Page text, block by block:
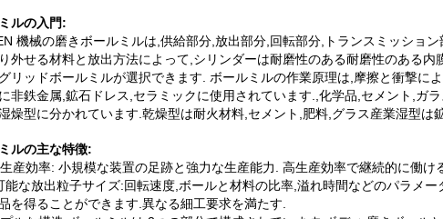
ルの入門:
機械の磨きボールミルは,供給部分,放出部分,回転部分,トランスミッショ
外せる材料と放出方法によって,シリンダーは耐磨性のある耐磨性のある
リッドボールミルが選択できます. ボールミルの作業原理は,摩擦と衝撃に
非鉄金属,鉱石ドレス,セラミックに使用されています.,化学品,セメント,ガ
燥型に分かれています.乾燥型は耐火材料,セメント,肥料,グラス産業湿型は
ルの主な特徴:
産効率: 小規模な装置の足跡と強力な生産能力. 高生産効率で継続的に働け
能な放出粒子サイズ:回転速度,ボールと材料の比率,溢れ時間などのパラメ
を得ることができます.異なる細工要求を満たす.